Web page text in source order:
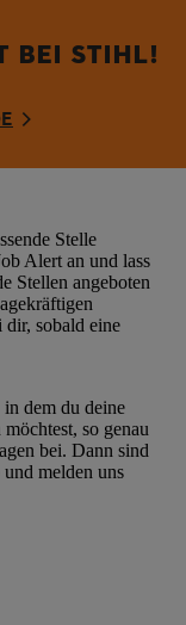
BEI STIHL!
Stelle
Alert an und lass
Stellen angeboten
sobald eine
dem du deine
so genau
bei. Dann sind
melden uns